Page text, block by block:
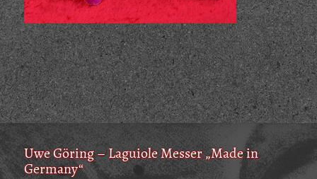
Uwe Göring – Laguiole Messer „Made in
Germany“